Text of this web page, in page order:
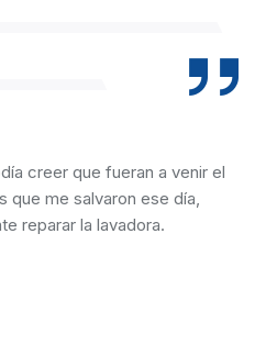
creer que fueran a venir el
que me salvaron ese día,
reparar la lavadora.